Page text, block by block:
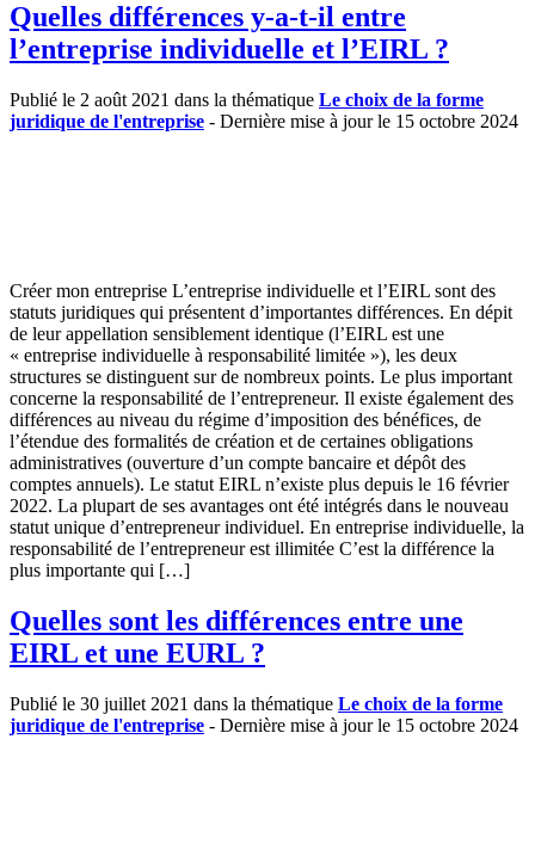
Quelles différences y-a-t-il entre
l’entreprise individuelle et l’EIRL ?
Publié le 2 août 2021 dans la thématique Le choix de la forme
juridique de l'entreprise - Dernière mise à jour le 15 octobre 2024
Créer mon entreprise L’entreprise individuelle et l’EIRL sont des
statuts juridiques qui présentent d’importantes différences. En dépit
de leur appellation sensiblement identique (l’EIRL est une
« entreprise individuelle à responsabilité limitée »), les deux
structures se distinguent sur de nombreux points. Le plus important
concerne la responsabilité de l’entrepreneur. Il existe également des
différences au niveau du régime d’imposition des bénéfices, de
l’étendue des formalités de création et de certaines obligations
administratives (ouverture d’un compte bancaire et dépôt des
comptes annuels). Le statut EIRL n’existe plus depuis le 16 février
2022. La plupart de ses avantages ont été intégrés dans le nouveau
statut unique d’entrepreneur individuel. En entreprise individuelle, la
responsabilité de l’entrepreneur est illimitée C’est la différence la
plus importante qui […]
Quelles sont les différences entre une
EIRL et une EURL ?
Publié le 30 juillet 2021 dans la thématique Le choix de la forme
juridique de l'entreprise - Dernière mise à jour le 15 octobre 2024